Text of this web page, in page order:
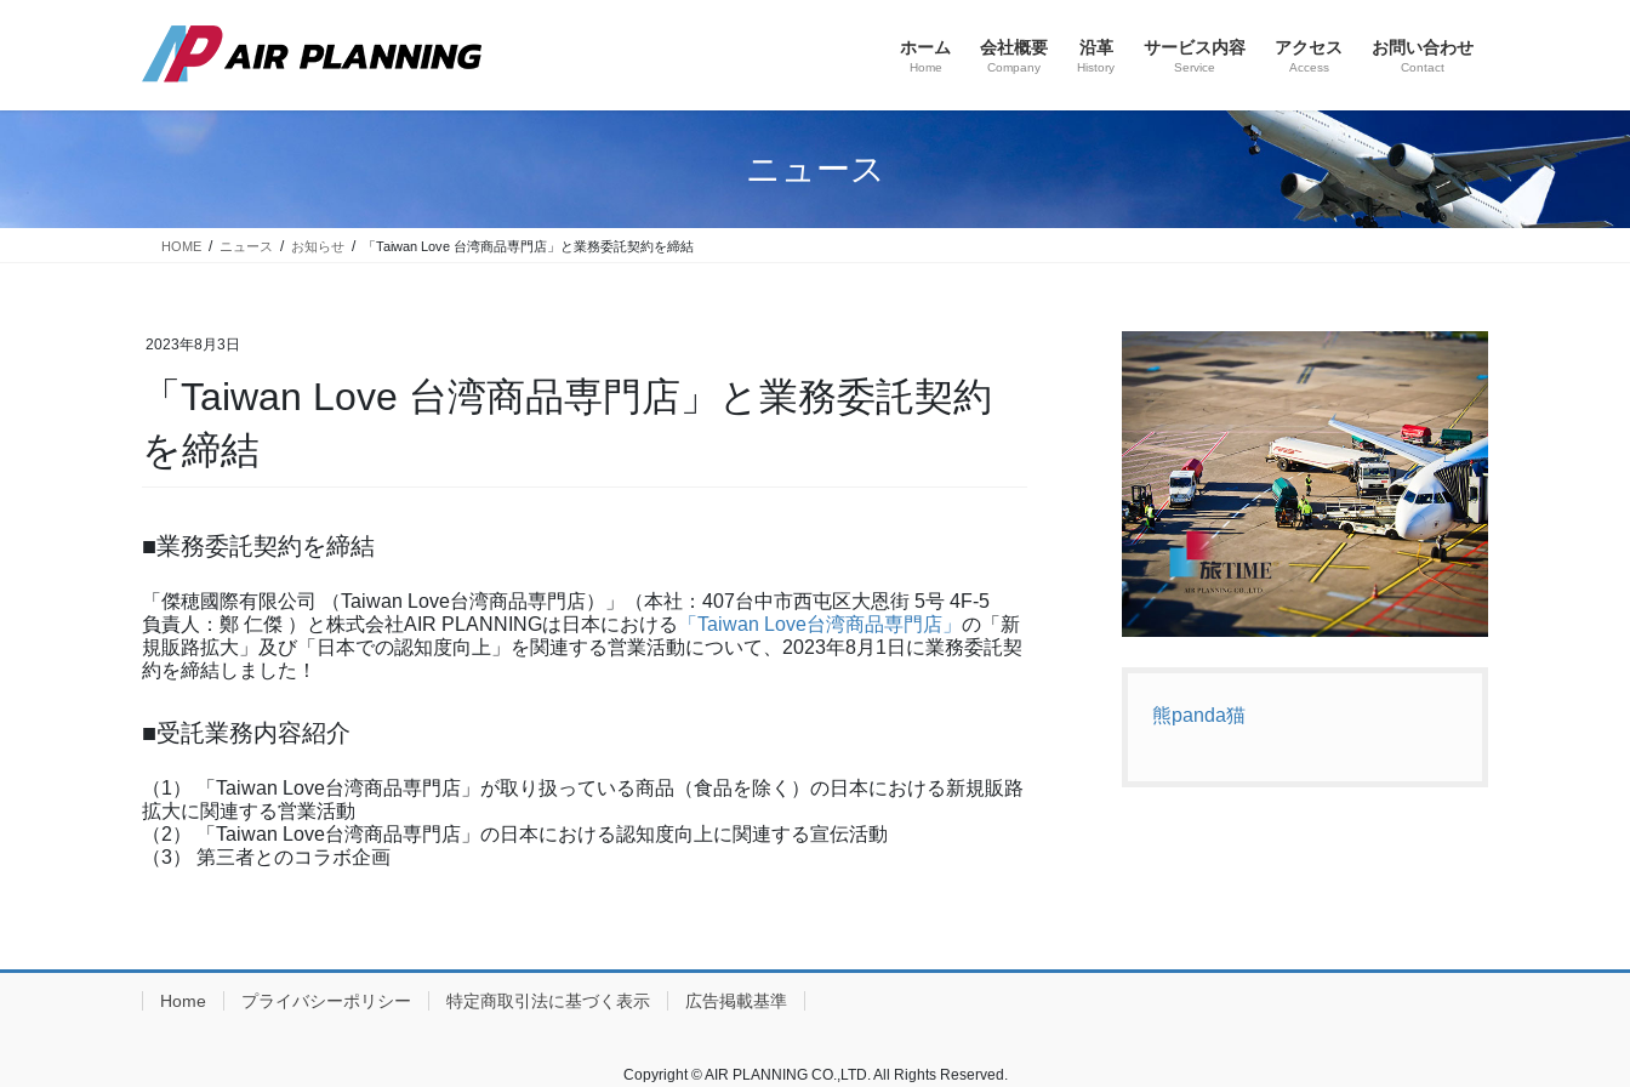
ツ
シ
ホーム
Home
会社概要
Company
沿革
History
サービス内容
Service
アクセス
Access
お問い合わせ
Contact
ニュース
HOME ニュース お知らせ 「Taiwan Love 台湾商品専門店」と業務委託契約を締結
2023年8月3日
「Taiwan Love 台湾商品専門店」と業務委託契約
を締結
■業務委託契約を締結
「傑穂國際有限公司 （Taiwan Love台湾商品専門店）」（本社：407台中市西屯区大恩街 5号 4F-5
負責人：鄭 仁傑 ）と株式会社AIR PLANNINGは日本における
「Taiwan Love台湾商品専門店」 の「新
規販路拡大」及び「日本での認知度向上」を関連する営業活動について、2023年8月1日に業務委託契
約を締結しました！
■受託業務内容紹介
（1） 「Taiwan Love台湾商品専門店」が取り扱っている商品（食品を除く）の日本における新規販路
拡大に関連する営業活動
（2） 「Taiwan Love台湾商品専門店」の日本における認知度向上に関連する宣伝活動
（3） 第三者とのコラボ企画
熊panda猫
Home プライバシーポリシー 特定商取引法に基づく表示 広告掲載基準
Copyright © AIR PLANNING CO.,LTD. All Rights Reserved.